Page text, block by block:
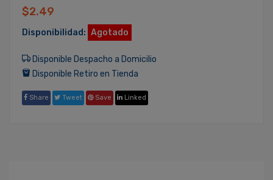
$2.49
Disponibilidad: Agotado
Disponible Despacho a Domicilio
Disponible Retiro en Tienda
Share Tweet Save Linked